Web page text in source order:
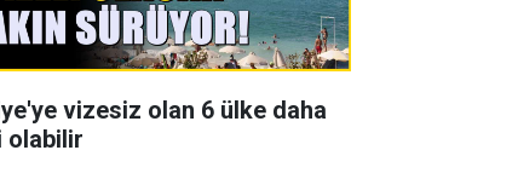
vizesiz olan 6 ülke daha
olabilir